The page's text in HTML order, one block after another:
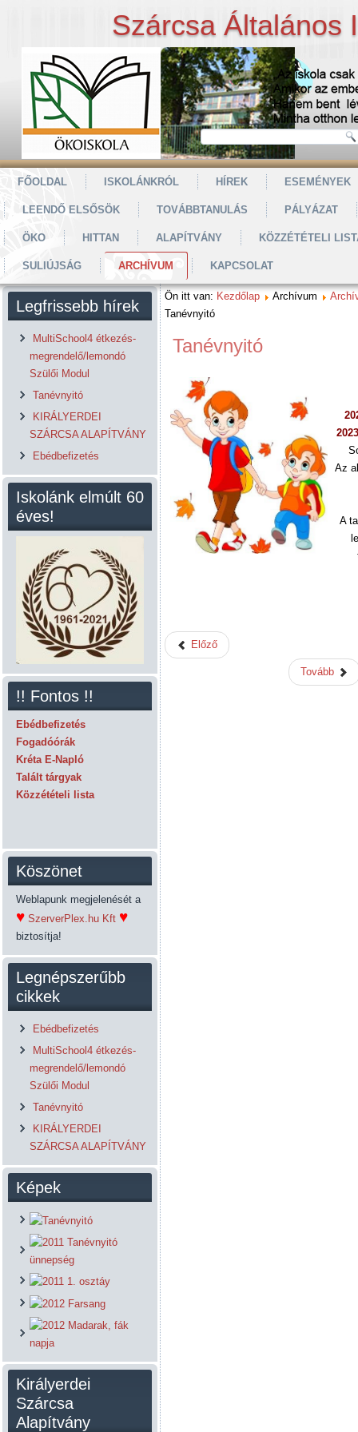
Szárcsa Általános
FŐOLDAL ISKOLÁNKRÓL HÍREK ESEMÉNYEK
LEENDŐ ELSŐSÖK TOVÁBBTANULÁS PÁLYÁZAT
ÖKO HITTAN ALAPÍTVÁNY KÖZZÉTÉTELI
SULIÚJSÁG ARCHÍVUM KAPCSOLAT
Legfrissebb hírek
MultiSchool4 étkezés-
megrendelő/lemondó
Szülői Modul
Tanévnyitó
KIRÁLYERDEI
SZÁRCSA ALAPÍTVÁNY
Ebédbefizetés
Iskolánk elmúlt 60
éves!
!! Fontos !!
Ebédbefizetés
Fogadóórák
Kréta E-Napló
Talált tárgyak
Közzétételi lista
Köszönet
Weblapunk megjelenését a
♥ SzerverPlex.hu Kft ♥
biztosítja!
Legnépszerűbb
cikkek
Ebédbefizetés
MultiSchool4 étkezés-
megrendelő/lemondó
Szülői Modul
Tanévnyitó
KIRÁLYERDEI
SZÁRCSA ALAPÍTVÁNY
Képek
Királyerdei
Szárcsa
Alapítvány
Ön itt van: Kezdőlap Archívum
Tanévnyitó
Tanévnyitó
Az
A
Előző
Tovább